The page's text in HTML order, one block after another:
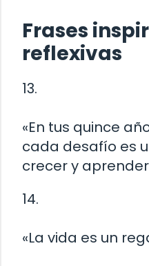
Frases
reflexivas
13.
«En tus quince
cada desafío es
crecer y
14.
«La vida es un